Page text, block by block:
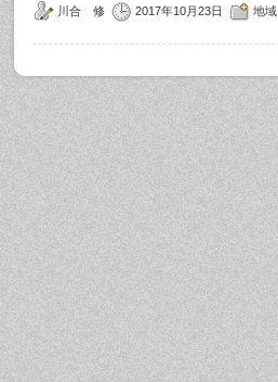
川合 修 2017年10月23日 地域